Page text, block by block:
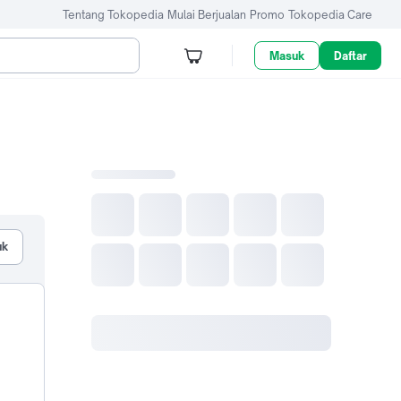
Tentang Tokopedia Mulai Berjualan Promo Tokopedia Care
Masuk Daftar